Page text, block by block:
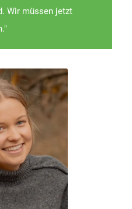
Wir müssen jetzt